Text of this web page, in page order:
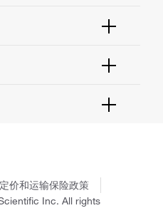
定价和运输保险政策
Inc. All rights